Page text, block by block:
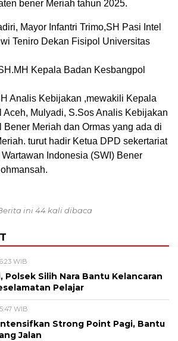
bener Meriah tahun 2025.
Mayor Infantri Trimo,SH Pasi Intel
Teniro Dekan Fisipol Universitas
Kepala Badan Kesbangpol
Analis Kebijakan ,mewakili Kepala
Aceh, Mulyadi, S.Sos Analis Kebijakan
Bener Meriah dan Ormas yang ada di
turut hadir Ketua DPD sekertariat
Indonesia (SWI) Bener
ini 44 kali dibaca
WIB
Polsek Silih Nara Bantu Kelancaran
Pelajar
WIB
Strong Point Pagi, Bantu
Jalan